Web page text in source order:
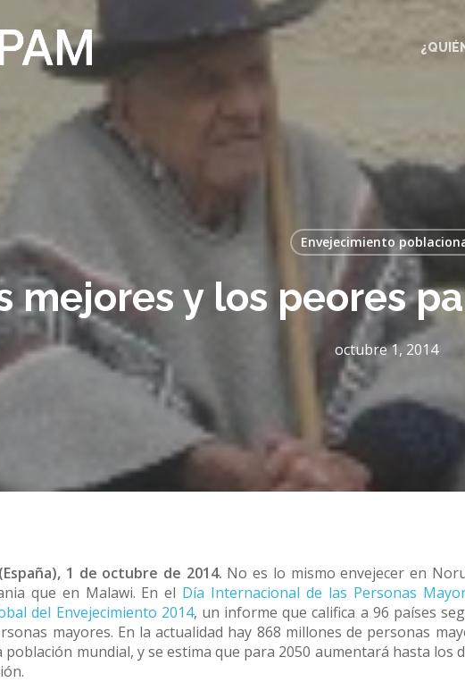
Envejecimiento
mejores y los peores
octubre 1, 2014
1 de octubre de 2014. No es lo mismo envejecer en
que en Malawi. En el Día Internacional de las Personas
del Envejecimiento 2014, un informe que califica a 96 países
mayores. En la actualidad hay 868 millones de personas
población mundial, y se estima que para 2050 aumentará hasta los